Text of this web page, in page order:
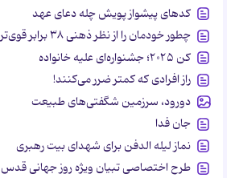
کدهای پیشواز پویش چله دعای عهد
چطور خودمان را از نظر ذهنی ۳۸ برابر قوی‌تر کنیم؟
کن ۲۰۲۵؛ جشنواره‌ای علیه خانواده
راز افرادی که کمتر ضرر می‌کنند!
دورود، سرزمین شگفتی‌های طبیعت
جان فدا
نماز لیله الدفن برای شهدای بیت رهبری
طرح اختصاصی تبیان ویژه روز جهانی قدس